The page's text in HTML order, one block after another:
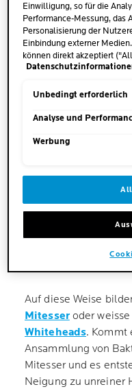
WIE
Die Talgdrüsen der
wird. Dieser Talg
alsnatürlicher
Kann der Hauttalg
Auf diese Weise
Mitesseroder weisse
Whiteheads. Kommt
Ansammlung von
Mitesser und es
Neigung zu unreiner
Einwilligung, so für die
Performance-Messung, das
Personalisierung der
Einbindung externer
können direkt akzeptiert
Einwilligung fortfahren")
speichern"). Die Auswahl
unsere
Unbedingt erforderlich
Analyse und
Werbung